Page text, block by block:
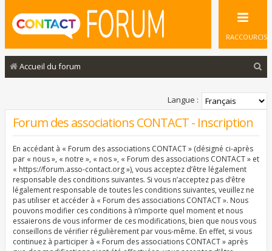
RACCOURCIS
Accueil du forum
c
Langue :
Forum des associations CONTACT - Inscription
En accédant à « Forum des associations CONTACT » (désigné ci-après
par « nous », « notre », « nos », « Forum des associations CONTACT » et
« https://forum.asso-contact.org »), vous acceptez d’être légalement
responsable des conditions suivantes. Si vous n’acceptez pas d’être
légalement responsable de toutes les conditions suivantes, veuillez ne
pas utiliser et accéder à « Forum des associations CONTACT ». Nous
pouvons modifier ces conditions à n’importe quel moment et nous
essaierons de vous informer de ces modifications, bien que nous vous
conseillons de vérifier régulièrement par vous-même. En effet, si vous
continuez à participer à « Forum des associations CONTACT » après